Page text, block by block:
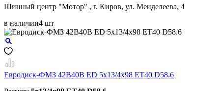
Шинный центр "Мотор" , г. Киров, ул. Менделеева, 4
в наличии4 шт
Евродиск-ФМЗ 42B40B ED 5x13/4x98 ЕТ40 D58.6